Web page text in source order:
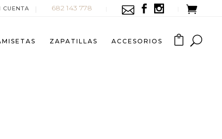
CUENTA 682 143 778
ZAPATILLAS ACCESORIOS